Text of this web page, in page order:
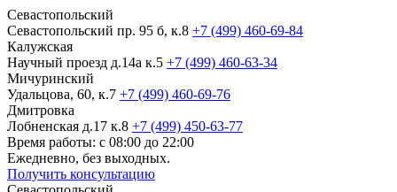
Севастопольский
Севастопольский пр. 95 б, к.8 +7 (499) 460-69-84
Калужская
Научный проезд д.14а к.5 +7 (499) 460-63-34
Мичуринский
Удальцова, 60, к.7 +7 (499) 460-69-76
Дмитровка
Лобненская д.17 к.8 +7 (499) 450-63-77
Время работы: с 08:00 до 22:00
Ежедневно, без выходных.
Получить консультацию